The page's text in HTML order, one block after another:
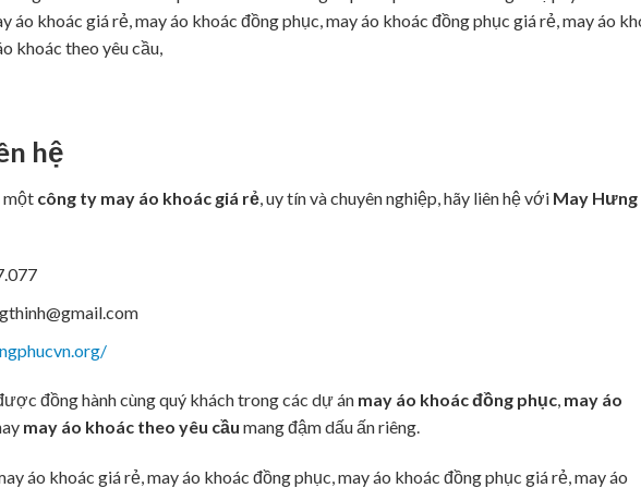
áo khoác giá rẻ, may áo khoác đồng phục, may áo khoác đồng phục giá rẻ, may áo
khoác theo yêu cầu,
hệ
một công ty may áo khoác giá rẻ , uy tín và chuyên nghiệp, hãy liên hệ với May Hưng
đồng hành cùng quý khách trong các dự án may áo khoác đồng phục, may áo
may áo khoác theo yêu cầu mang đậm dấu ấn riêng.
áo khoác giá rẻ, may áo khoác đồng phục, may áo khoác đồng phục giá rẻ, may áo